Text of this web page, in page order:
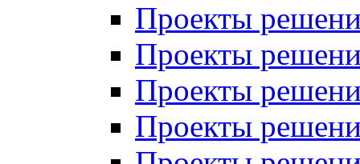
Проекты
Проекты
Проекты
Проекты